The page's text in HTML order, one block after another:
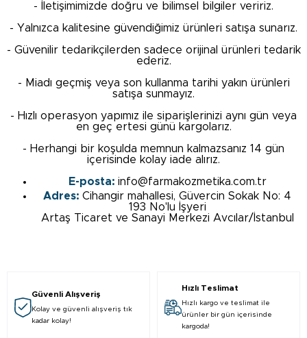
- İletişimimizde doğru ve bilimsel bilgiler veririz.
- Yalnızca kalitesine güvendiğimiz ürünleri satışa sunarız.
- Güvenilir tedarikçilerden sadece orijinal ürünleri tedarik
ederiz.
- Miadı geçmiş veya son kullanma tarihi yakın ürünleri
satışa sunmayız.
- Hızlı operasyon yapımız ile siparişlerinizi aynı gün veya
en geç ertesi günü kargolarız.
- Herhangi bir koşulda memnun kalmazsanız 14 gün
içerisinde kolay iade alırız.
E-posta: info@farmakozmetika.com.tr
Adres: Cihangir mahallesi, Güvercin Sokak No: 4
193 No'lu İşyeri
Artaş Ticaret ve Sanayi Merkezi Avcılar/İstanbul
Güvenli Alışveriş
Kolay ve güvenli alışveriş tık
kadar kolay!
Hızlı Teslimat
Hızlı kargo ve teslimat ile
ürünler bir gün içerisinde
kargoda!